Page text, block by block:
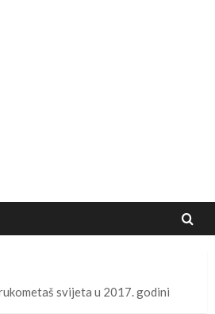
svijeta u 2017. godini